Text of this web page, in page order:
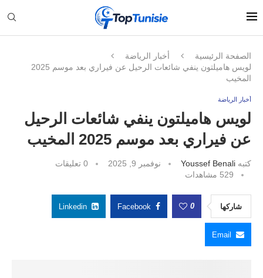
الصفحة الرئيسية
أخبار الرياضة
لويس هاميلتون ينفي شائعات الرحيل عن فيراري بعد موسم 2025
المخيب
أخبار الرياضة
لويس هاميلتون ينفي شائعات الرحيل
عن فيراري بعد موسم 2025 المخيب
كتبه Youssef Benali نوفمبر 9, 2025
0 تعليقات
529 مشاهدات
شاركها 0
Facebook
Linkedin
Email